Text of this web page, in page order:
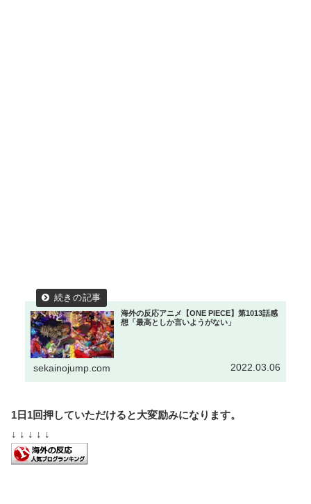
海外の反応アニメ【ONE PIECE】第1013話感
想「最高としか言いようがない」
sekainojump.com 2022.03.06
1日1回押していただけると大変励みになります。
↓ ↓ ↓ ↓ ↓